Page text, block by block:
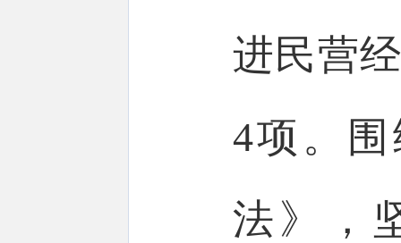
进民营
4项。
法》，